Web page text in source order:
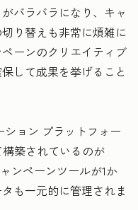
バラバラになり、キャ
り替えも非常に煩雑に
ーンのクリエイティブ
して成果を挙げること
ョン プラットフォー
築されているのが
ンペーンツールが1か
も一元的に管理されま